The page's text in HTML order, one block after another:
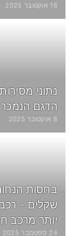
16 אוקטובר 2025
נתוני
הדגם
8 אוקטובר 2025
בחסות
שקלים -
יותר מרכב
24 ספטמבר 2025